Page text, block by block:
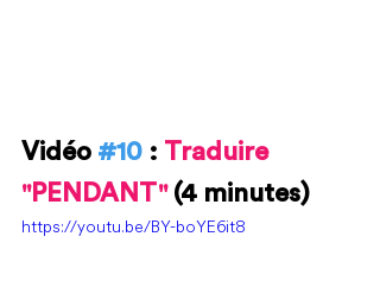
Vidéo #10 : Traduire
"PENDANT" (4 minutes)
https://youtu.be/BY-boYE6it8